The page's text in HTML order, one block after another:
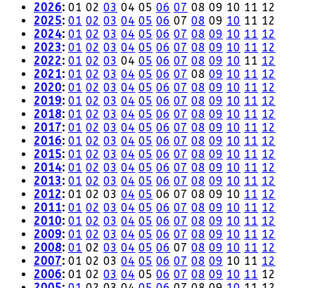
2026: 01 02 03 04 05 06 07 08 09 10 11 12
2025: 01 02 03 04 05 06 07 08 09 10 11 12
2024: 01 02 03 04 05 06 07 08 09 10 11 12
2023: 01 02 03 04 05 06 07 08 09 10 11 12
2022: 01 02 03 04 05 06 07 08 09 10 11 12
2021: 01 02 03 04 05 06 07 08 09 10 11 12
2020: 01 02 03 04 05 06 07 08 09 10 11 12
2019: 01 02 03 04 05 06 07 08 09 10 11 12
2018: 01 02 03 04 05 06 07 08 09 10 11 12
2017: 01 02 03 04 05 06 07 08 09 10 11 12
2016: 01 02 03 04 05 06 07 08 09 10 11 12
2015: 01 02 03 04 05 06 07 08 09 10 11 12
2014: 01 02 03 04 05 06 07 08 09 10 11 12
2013: 01 02 03 04 05 06 07 08 09 10 11 12
2012: 01 02 03 04 05 06 07 08 09 10 11 12
2011: 01 02 03 04 05 06 07 08 09 10 11 12
2010: 01 02 03 04 05 06 07 08 09 10 11 12
2009: 01 02 03 04 05 06 07 08 09 10 11 12
2008: 01 02 03 04 05 06 07 08 09 10 11 12
2007: 01 02 03 04 05 06 07 08 09 10 11 12
2006: 01 02 03 04 05 06 07 08 09 10 11 12